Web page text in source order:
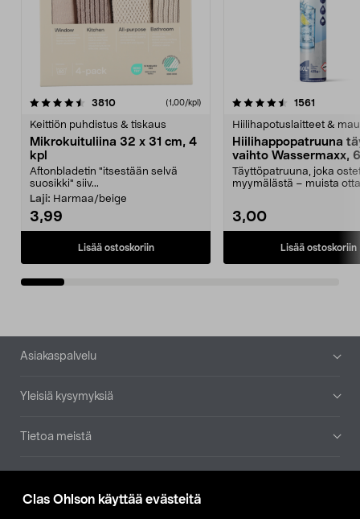
Clas Ohlson käyttää evästeitä
3810arvostelut (1,00/kpl)
Keittiön puhdistus & tiskaus
Mikrokuituliina 32 x 31 cm, 4
kpl
Aftonbladetin "itsestään selvä
suosikki" siiv...
Laji: Harmaa/beige
3,99
Lisää ostoskoriin
4.5viidestä
1561
Hiilihapotuslaitteet &
Hiilihappopatruuna
vaihto Wassermaxx,
Täyttöpatruuna, joka
myymälästä – muista
3,00
Lisää ostoskoriin
4.5viidestä
Alatunniste
Asiakaspalvelu
Yleisiä kysymyksiä
Tietoa meistä